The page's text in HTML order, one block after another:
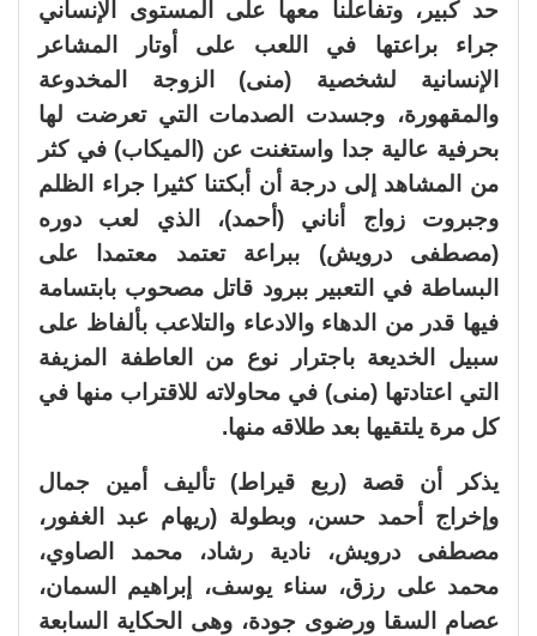
حد كبير، وتفاعلنا معها على المستوى الإنساني
جراء براعتها في اللعب على أوتار المشاعر
الإنسانية لشخصية (منى) الزوجة المخدوعة
والمقهورة، وجسدت الصدمات التي تعرضت لها
بحرفية عالية جدا واستغنت عن (الميكاب) في كثر
من المشاهد إلى درجة أن أبكتنا كثيرا جراء الظلم
وجبروت زواج أناني (أحمد)، الذي لعب دوره
(مصطفى درويش) ببراعة تعتمد معتمدا على
البساطة في التعبير ببرود قاتل مصحوب بابتسامة
فيها قدر من الدهاء والادعاء والتلاعب بألفاظ على
سبيل الخديعة باجترار نوع من العاطفة المزيفة
التي اعتادتها (منى) في محاولاته للاقتراب منها في
كل مرة يلتقيها بعد طلاقه منها.
يذكر أن قصة (ربع قيراط) تأليف أمين جمال
وإخراج أحمد حسن، وبطولة (ريهام عبد الغفور،
مصطفى درويش، نادية رشاد، محمد الصاوي،
محمد على رزق، سناء يوسف، إبراهيم السمان،
عصام السقا ورضوى جودة، وهى الحكاية السابعة